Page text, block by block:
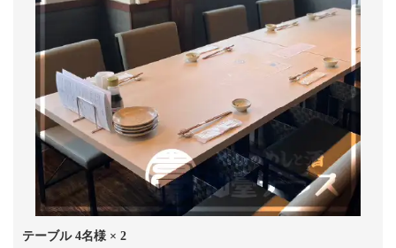
テーブル4名様 × 2